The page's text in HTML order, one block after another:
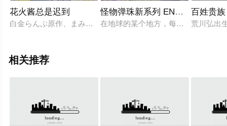
花火酱总是迟到
白金らんぷ原作、まみむ作画的漫画「#花火酱总是迟到#(ハナ
怪物弹珠新系列 END OF THE
在地球的某个地方，每天享受着【
百姓贵族
荒川弘出
相关推荐